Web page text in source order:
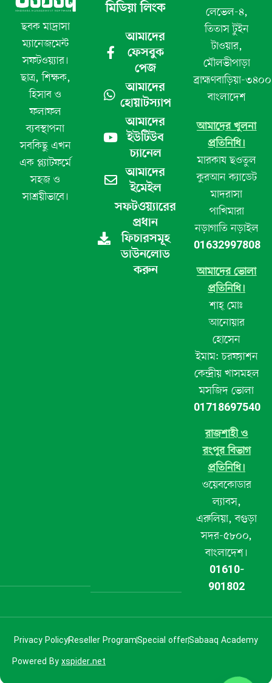
ছবক মাদ্রাসা
ম্যানেজমেন্ট
সফটওয়্যার।
ছাত্র, শিক্ষক,
হিসাব ও
ফলাফল
ব্যবস্থাপনা
সবকিছু এখন
এক প্ল্যাটফর্মে
সহজ ও
সাশ্রয়ীভাবে।
মিডিয়া লিংক
আমাদের
ফেসবুক
পেজ
আমাদের
হোয়াটস্যাপ
আমাদের
ইউটিউব
চ্যানেল
আমাদের
ইমেইল
সফটওয়্যারের
প্রধান
ফিচারসমূহ
ডাউনলোড
করুন
লেভেল-৪,
তিতাস টুইন
টাওয়ার,
মৌলভীপাড়া
ব্রাহ্মণবাড়িয়া-৩৪০০
বাংলাদেশ
আমাদের খুলনা
প্রতিনিধি।
মারকায ছওতুল
কুরআন ক্যাডেট
মাদরাসা
পাখিমারা
নড়াগাতি নড়াইল
01632997808
আমাদের ভোলা
প্রতিনিধি।
শাহ্ মোঃ
আনোয়ার
হোসেন
ইমাম: চরফ্যাশন
কেন্দ্রীয় খাসমহল
মসজিদ ভোলা
01718697540
রাজশাহী ও
রংপুর বিভাগ
প্রতিনিধি।
ওয়েবকোডার
ল্যাবস,
এরুলিয়া, বগুড়া
সদর-৫৮০০,
বাংলাদেশ।
01610-
901802
Powered By xspider.net
Privacy PolicyReseller ProgramSpecial offerSabaaq Academy